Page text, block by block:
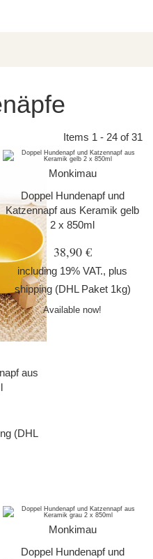
Items 1 - 24 of 31
aus
(DHL
Monkimau
Doppel Hundenapf und
Katzennapf aus Keramik gelb
2 x 850ml
38,90 €
including 19% VAT., plus
shipping (DHL Paket 1kg)
Available now!
Monkimau
Doppel Hundenapf und